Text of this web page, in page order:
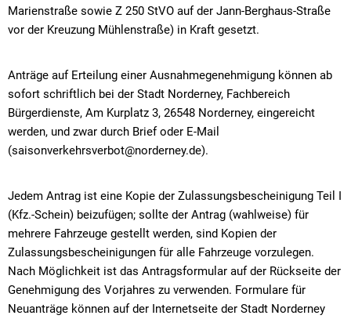
Marienstraße sowie Z 250 StVO auf der Jann-Berghaus-Straße
vor der Kreuzung Mühlenstraße) in Kraft gesetzt.
Anträge auf Erteilung einer Ausnahmegenehmigung können ab
sofort schriftlich bei der Stadt Norderney, Fachbereich
Bürgerdienste, Am Kurplatz 3, 26548 Norderney, eingereicht
werden, und zwar durch Brief oder E-Mail
(saisonverkehrsverbot@norderney.de).
Jedem Antrag ist eine Kopie der Zulassungsbescheinigung Teil I
(Kfz.-Schein) beizufügen; sollte der Antrag (wahlweise) für
mehrere Fahrzeuge gestellt werden, sind Kopien der
Zulassungsbescheinigungen für alle Fahrzeuge vorzulegen.
Nach Möglichkeit ist das Antragsformular auf der Rückseite der
Genehmigung des Vorjahres zu verwenden. Formulare für
Neuanträge können auf der Internetseite der Stadt Norderney